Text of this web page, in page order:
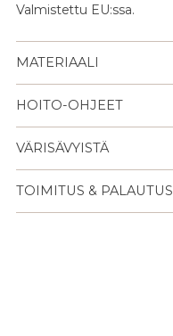
Valmistettu EU:ssa.
MATERIAALI
HOITO-OHJEET
VÄRISÄVYISTÄ
TOIMITUS & PALAUTUS